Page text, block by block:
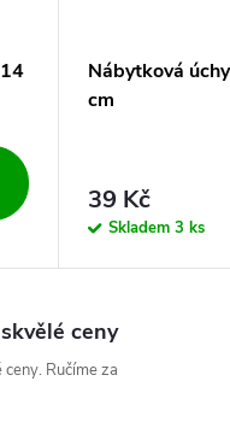
Nábytková
cm
39 Kč
Skladem3 ks
ceny
Ručíme za